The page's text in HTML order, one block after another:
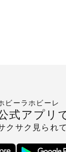
ビーラホビーレ
式アプリ
クサク見られ